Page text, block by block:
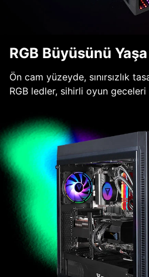
RGB Büyüsünü Yaşa
Ön cam yüzeyde, sınırsızlık
RGB ledler, sihirli oyun